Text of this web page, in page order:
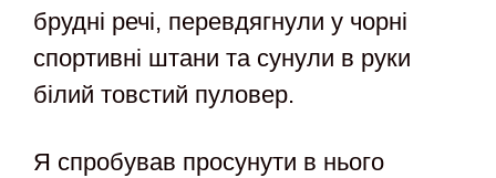
брудні речі, перевдягнули у чорні
спортивні штани та сунули в руки
білий товстий пуловер.
Я спробував просунути в нього